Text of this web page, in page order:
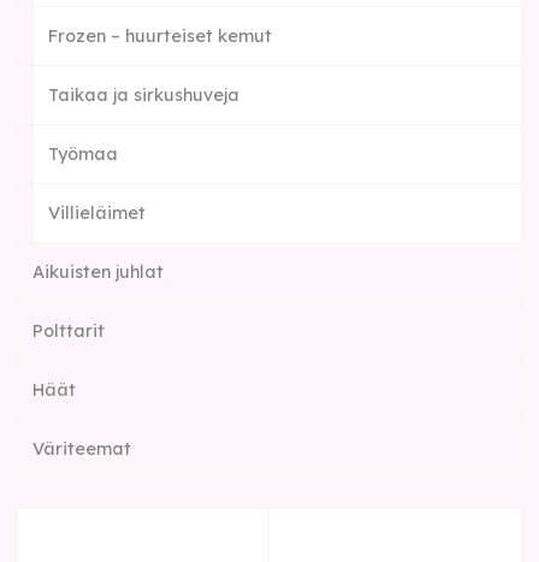
Frozen – huurteiset kemut
Taikaa ja sirkushuveja
Työmaa
Villieläimet
Aikuisten juhlat
Polttarit
Häät
Väriteemat